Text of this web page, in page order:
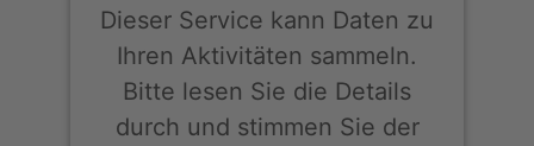
Dieser Service kann Daten zu
Ihren Aktivitäten sammeln.
Bitte lesen Sie die Details
durch und stimmen Sie der